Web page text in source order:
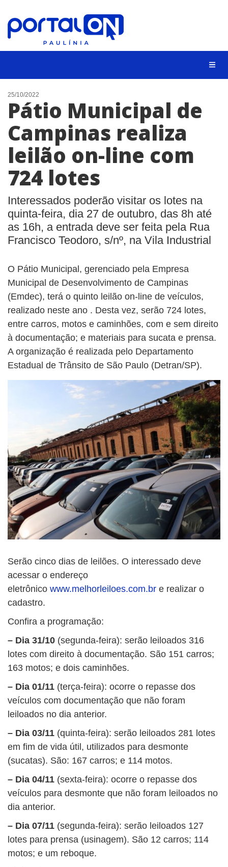
CIDADES
EVENTOS
EMPREGO
ANIVERSÁRIO DAS CIDADES
ANUNCIE
CONTATO
BUSCAR
25/10/2022
Pátio Municipal de
Campinas realiza
leilão on-line com
724 lotes
Interessados poderão visitar os lotes na
quinta-feira, dia 27 de outubro, das 8h até
as 16h, a entrada deve ser feita pela Rua
Francisco Teodoro, s/nº, na Vila Industrial
O Pátio Municipal, gerenciado pela Empresa
Municipal de Desenvolvimento de Campinas
(Emdec), terá o quinto leilão on-line de veículos,
realizado neste ano . Desta vez, serão 724 lotes,
entre carros, motos e caminhões, com e sem direito
à documentação; e materiais para sucata e prensa.
A organização é realizada pelo Departamento
Estadual de Trânsito de São Paulo (Detran/SP).
Serão cinco dias de leilões. O interessado deve
acessar o endereço
eletrônico www.melhorleiloes.com.br e realizar o
cadastro.
Confira a programação:
– Dia 31/10 (segunda-feira): serão leiloados 316
lotes com direito à documentação. São 151 carros;
163 motos; e dois caminhões.
– Dia 01/11 (terça-feira): ocorre o repasse dos
veículos com documentação que não foram
leiloados no dia anterior.
– Dia 03/11 (quinta-feira): serão leiloados 281 lotes
em fim de vida útil, utilizados para desmonte
(sucatas). São: 167 carros; e 114 motos.
– Dia 04/11 (sexta-feira): ocorre o repasse dos
veículos para desmonte que não foram leiloados no
dia anterior.
– Dia 07/11 (segunda-feira): serão leiloados 127
lotes para prensa (usinagem). São 12 carros; 114
motos; e um reboque.